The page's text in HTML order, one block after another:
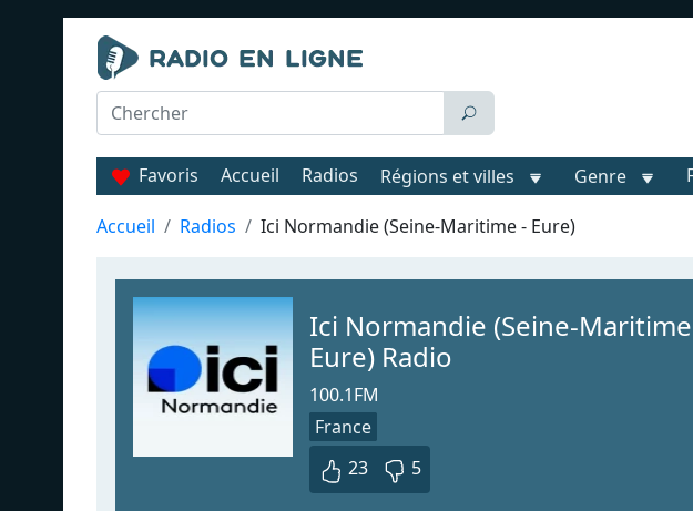
Favoris Accueil Radios Régions et villes Genre
Accueil Radios Ici Normandie (Seine-Maritime - Eure)
Ici Normandie (Seine-
Eure) Radio
100.1FM
France
23
5